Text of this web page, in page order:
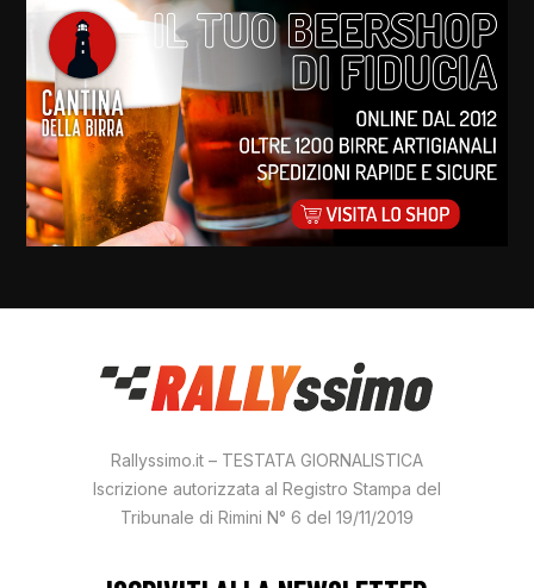
Rallyssimo.it – TESTATA GIORNALISTICA
Iscrizione autorizzata al Registro Stampa del
Tribunale di Rimini N° 6 del 19/11/2019